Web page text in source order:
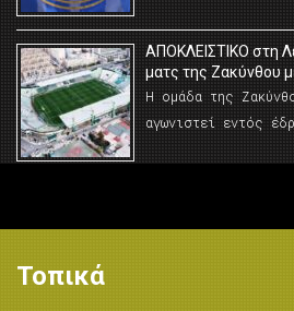
AΠΟΚΛΕΙΣΤΙΚΟ στη
ματς της Ζακύνθου
Η ομάδα της
αγωνιστεί εντός
Τοπικά